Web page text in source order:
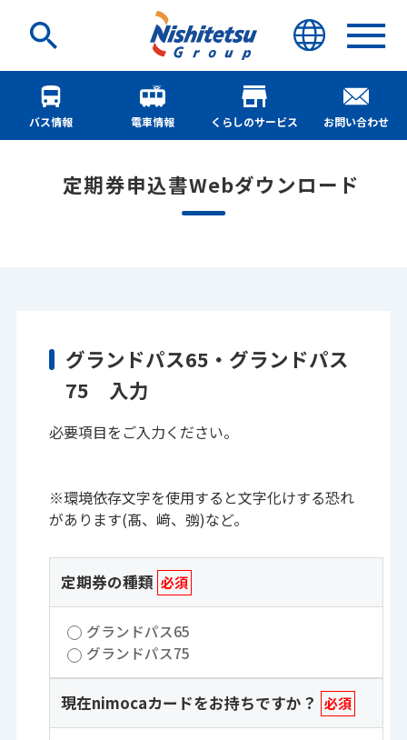
バス情報 電車情報 くらしのサービス お問い合わせ
定期券申込書Webダウンロード
グランドパス65・グランドパス
75 入力
必要項目をご入力ください。
※環境依存文字を使用すると文字化けする恐れ
があります(髙、﨑、彅)など。
定期券の種類 必須
グランドパス65
グランドパス75
現在nimocaカードをお持ちですか？ 必須